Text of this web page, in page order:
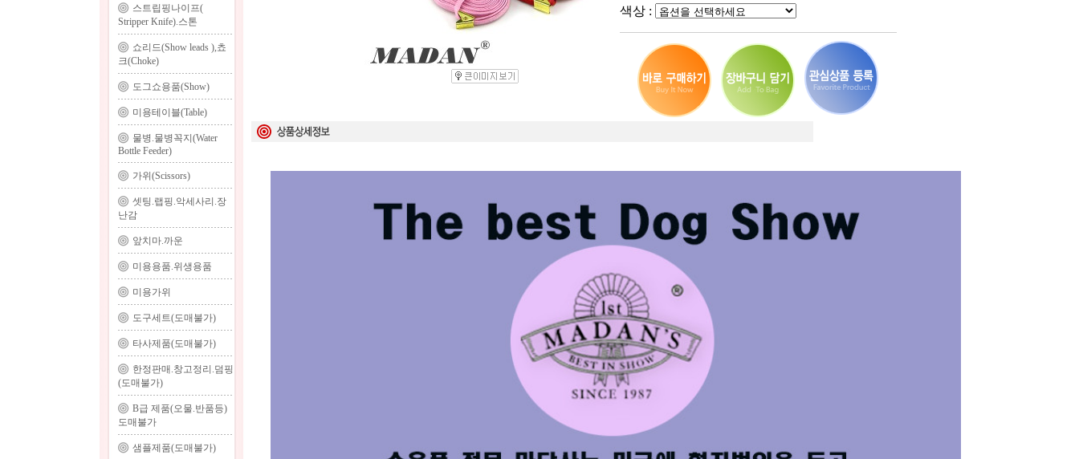
스트립핑나이프(
Stripper Knife).스톤
쇼리드(Show leads ),쵸
크(Choke)
도그쇼용품(Show)
미용테이블(Table)
물병.물병꼭지(Water
Bottle Feeder)
가위(Scissors)
셋팅.랩핑.악세사리.장
난감
앞치마.까운
미용용품.위생용품
미용가위
도구세트(도매불가)
타사제품(도매불가)
한정판매.창고정리.덤핑
(도매불가)
B급 제품(오물.반품등)
도매불가
샘플제품(도매불가)
색상 :